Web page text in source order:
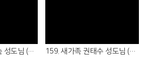
160. 새가족 신용숙 성도님 (26.05.17 ) 159. 새가족 권태수 성도님 (26.04.16 - 청년부 )